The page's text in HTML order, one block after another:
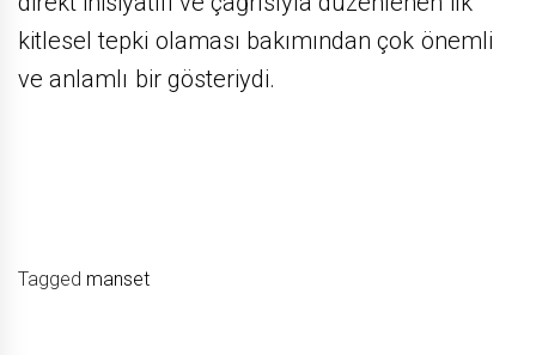
kitlesel tepki olaması bakımından çok önemli
ve anlamlı bir gösteriydi.
Tagged manset